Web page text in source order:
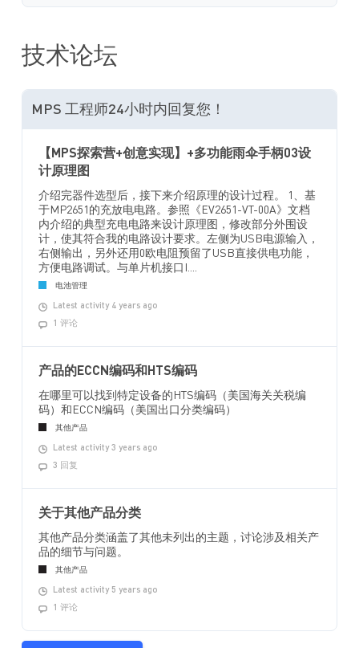
技术论坛
MPS 工程师24小时内回复您！
【MPS探索营+创意实现】+多功能雨伞手柄03设
计原理图
介绍完器件选型后，接下来介绍原理的设计过程。 1、基
于MP2651的充放电电路。参照《EV2651-VT-00A》文档
内介绍的典型充电电路来设计原理图，修改部分外围设
计，使其符合我的电路设计要求。左侧为USB电源输入，
右侧输出，另外还用0欧电阻预留了USB直接供电功能，
方便电路调试。与单片机接口I....
电池管理
Latest activity 4 years ago
1 评论
产品的ECCN编码和HTS编码
在哪里可以找到特定设备的HTS编码（美国海关关税编
码）和ECCN编码（美国出口分类编码）
其他产品
Latest activity 3 years ago
3 回复
关于其他产品分类
其他产品分类涵盖了其他未列出的主题，讨论涉及相关产
品的细节与问题。
其他产品
Latest activity 5 years ago
1 评论